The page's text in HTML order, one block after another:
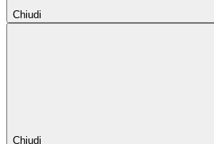
Chiudi
Chiudi